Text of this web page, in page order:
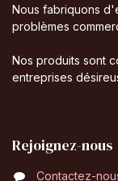
Nous fabriquons
problèmes
Nos produits sont
entreprises
Rejoignez-nous
Contactez-